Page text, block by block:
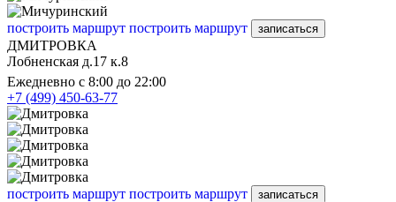
построить маршрут построить маршрут записаться
ДМИТРОВКА
Лобненская д.17 к.8
Ежедневно с 8:00 до 22:00
+7 (499) 450-63-77
построить маршрут построить маршрут записаться